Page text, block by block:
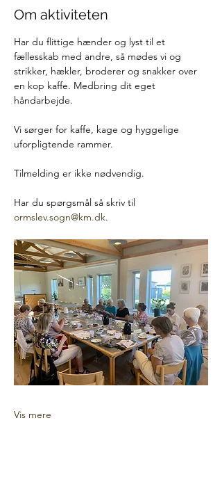
Om aktiviteten
Har du flittige hænder og lyst til et
fællesskab med andre, så mødes vi og
strikker, hækler, broderer og snakker over
en kop kaffe. Medbring dit eget
håndarbejde.
Vi sørger for kaffe, kage og hyggelige
uforpligtende rammer.
Tilmelding er ikke nødvendig.
Har du spørgsmål så skriv til
ormslev.sogn@km.dk.
Vis mere